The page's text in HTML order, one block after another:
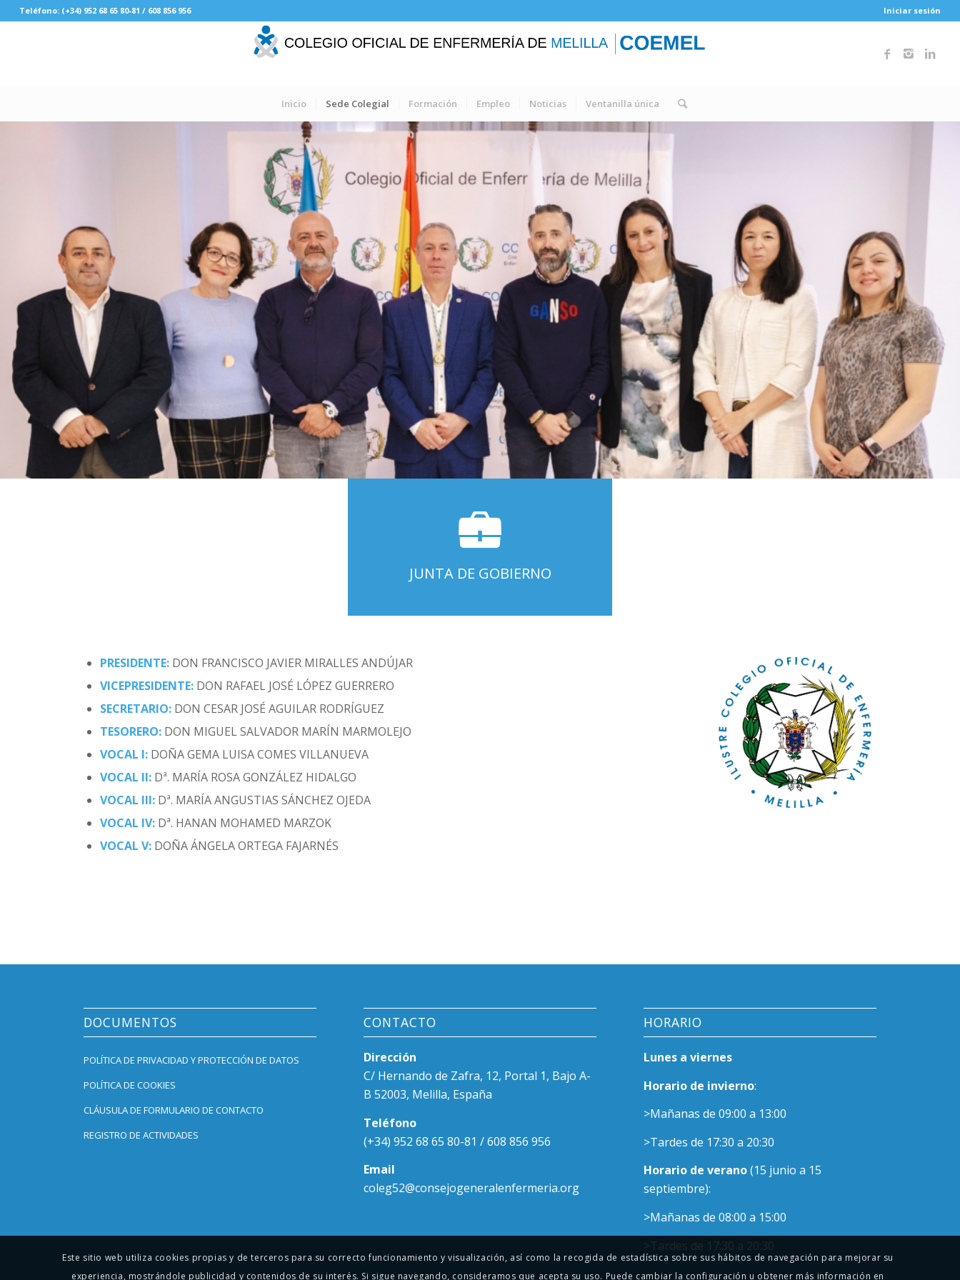
Iniciar sesión
Teléfono: (+34) 952 68 65 80-81 / 608 856 956
Inicio Sede Colegial Formación Empleo Noticias Ventanilla única
JUNTA DE GOBIERNO
PRESIDENTE: DON FRANCISCO JAVIER MIRALLES ANDÚJAR
VICEPRESIDENTE: DON RAFAEL JOSÉ LÓPEZ GUERRERO
SECRETARIO: DON CESAR JOSÉ AGUILAR RODRÍGUEZ
TESORERO: DON MIGUEL SALVADOR MARÍN MARMOLEJO
VOCAL I: DOÑA GEMA LUISA COMES VILLANUEVA
VOCAL II: Dª. MARÍA ROSA GONZÁLEZ HIDALGO
VOCAL III: Dª. MARÍA ANGUSTIAS SÁNCHEZ OJEDA
VOCAL IV: Dª. HANAN MOHAMED MARZOK
VOCAL V: DOÑA ÁNGELA ORTEGA FAJARNÉS
DOCUMENTOS
POLÍTICA DE PRIVACIDAD Y PROTECCIÓN DE DATOS
POLÍTICA DE COOKIES
CLÁUSULA DE FORMULARIO DE CONTACTO
REGISTRO DE ACTIVIDADES
CONTACTO
Dirección
C/ Hernando de Zafra, 12, Portal 1, Bajo A-
B 52003, Melilla, España
Teléfono
(+34) 952 68 65 80-81 / 608 856 956
Email
coleg52@consejogeneralenfermeria.org
HORARIO
Lunes a viernes
Horario de invierno:
>Mañanas de 09:00 a 13:00
>Tardes de 17:30 a 20:30
Horario de verano(15 junio a 15
septiembre):
>Mañanas de 08:00 a 15:00
>Tardes de 17:30 a 20:30
Este sitio web utiliza cookies propias y de terceros para su correcto funcionamiento y visualización, así como la recogida de estadística sobre sus hábitos de navegación para mejorar su
experiencia, mostrándole publicidad y contenidos de su interés. Si sigue navegando, consideramos que acepta su uso. Puede cambiar la configuración u obtener más información en